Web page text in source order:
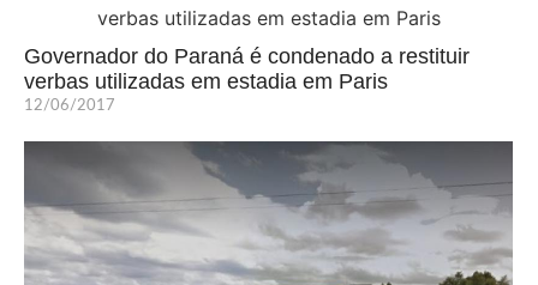
Governador do Paraná é condenado a restituir
verbas utilizadas em estadia em Paris
12/06/2017